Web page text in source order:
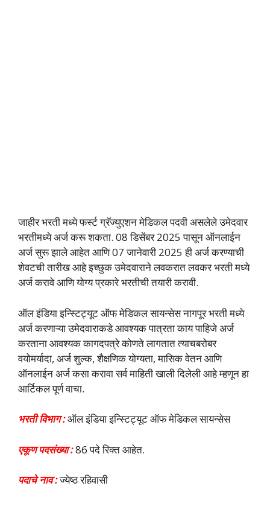
जाहीर भरती मध्ये फर्स्ट ग्रॅज्युएशन मेडिकल पदवी असलेले उमेदवार
भरतीमध्ये अर्ज करू शकता. 08 डिसेंबर 2025 पासून ऑनलाईन
अर्ज सुरू झाले आहेत आणि 07 जानेवारी 2025 ही अर्ज करण्याची
शेवटची तारीख आहे इच्छुक उमेदवाराने लवकरात लवकर भरती मध्ये
अर्ज करावे आणि योग्य प्रकारे भरतीची तयारी करावी.
ऑल इंडिया इन्स्टिट्यूट ऑफ मेडिकल सायन्सेस नागपूर भरती मध्ये
अर्ज करणाऱ्या उमेदवाराकडे आवश्यक पात्रता काय पाहिजे अर्ज
करताना आवश्यक कागदपत्रे कोणते लागतात त्याचबरोबर
वयोमर्यादा, अर्ज शुल्क, शैक्षणिक योग्यता, मासिक वेतन आणि
ऑनलाईन अर्ज कसा करावा सर्व माहिती खाली दिलेली आहे म्हणून हा
आर्टिकल पूर्ण वाचा.
भरती विभाग :ऑल इंडिया इन्स्टिट्यूट ऑफ मेडिकल सायन्सेस
एकूण पदसंख्या :86 पदे रिक्त आहेत.
पदाचे नाव :ज्येष्ठ रहिवासी